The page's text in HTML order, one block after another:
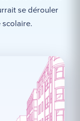
se dérouler